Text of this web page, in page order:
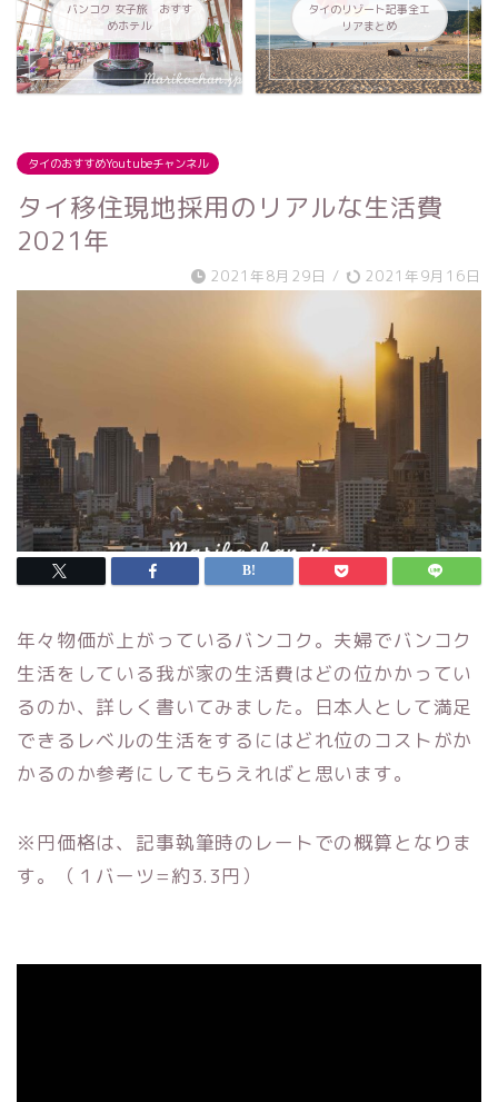
バンコク 女子旅 おすす
めホテル
タイのリゾート記事全エ
リアまとめ
タイのおすすめYoutubeチャンネル
タイ移住現地採用のリアルな生活費
2021年
2021年8月29日 / 2021年9月16日
年々物価が上がっているバンコク。夫婦でバンコク
生活をしている我が家の生活費はどの位かかってい
るのか、詳しく書いてみました。日本人として満足
できるレベルの生活をするにはどれ位のコストがか
かるのか参考にしてもらえればと思います。
※円価格は、記事執筆時のレートでの概算となりま
す。（１バーツ=約3.3円）